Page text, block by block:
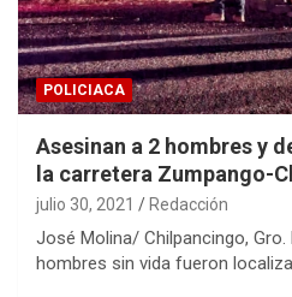
POLICIACA
Asesinan a 2 hombres y
la carretera Zumpango-
julio 30, 2021 Redacción
José Molina/ Chilpancingo,
hombres sin vida fueron